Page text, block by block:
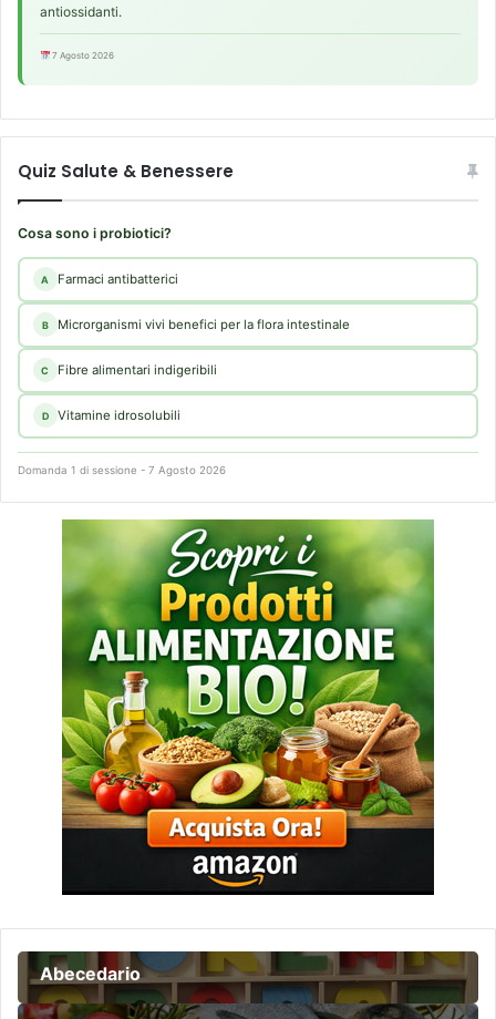
antiossidanti.
7 Agosto 2026
Quiz Salute & Benessere
Cosa sono i probiotici?
A Farmaci antibatterici
B Microrganismi vivi benefici per la flora intestinale
C Fibre alimentari indigeribili
D Vitamine idrosolubili
Domanda 1 di sessione - 7 Agosto 2026
Abecedario